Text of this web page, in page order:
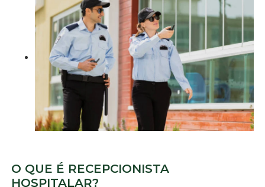
O QUE É RECEPCIONISTA
HOSPITALAR?